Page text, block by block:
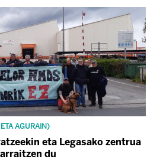
AGURAIN)
eta Legasako zentrua
du